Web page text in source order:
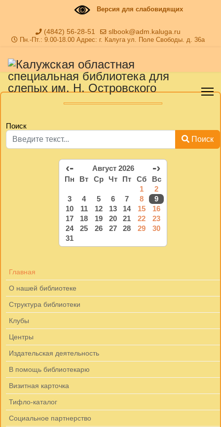
Версия для слабовидящих
(4842) 56-28-51 slbook@adm.kaluga.ru
Пн.-Пт.: 9.00-18.00 Адрес: г. Калуга ул. Поле Свободы. д. 36а
Поиск
Поиск
‹- Август 2026 -›
Пн Вт Ср Чт Пт Сб
Вс
1
2
3
4 5 6 7 8
9
10
11 12 13 14 15
16
17
18 19 20 21 22
23
24
25 26 27 28 29
30
31
Главная
О нашей библиотеке
Структура библиотеки
Клубы
Центры
Издательская деятельность
В помощь библиотекарю
Визитная карточка
Тифло-каталог
Социальное партнерство